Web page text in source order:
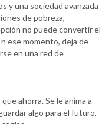
y una sociedad avanzada
de pobreza,
no puede convertir el
ese momento, deja de
en una red de
ahorra. Se le anima a
algo para el futuro,